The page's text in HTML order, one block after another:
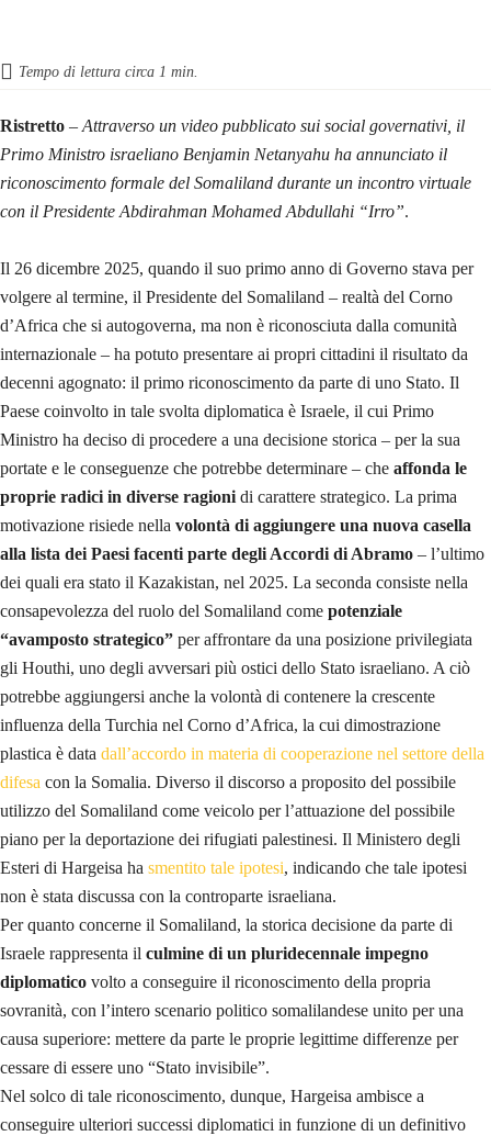
Tempo di lettura circa 1 min.
Ristretto – Attraverso un video pubblicato sui social governativi, il
Primo Ministro israeliano Benjamin Netanyahu ha annunciato il
riconoscimento formale del Somaliland durante un incontro virtuale
con il Presidente Abdirahman Mohamed Abdullahi “Irro”.
Il 26 dicembre 2025, quando il suo primo anno di Governo stava per
volgere al termine, il Presidente del Somaliland – realtà del Corno
d’Africa che si autogoverna, ma non è riconosciuta dalla comunità
internazionale – ha potuto presentare ai propri cittadini il risultato da
decenni agognato: il primo riconoscimento da parte di uno Stato. Il
Paese coinvolto in tale svolta diplomatica è Israele, il cui Primo
Ministro ha deciso di procedere a una decisione storica – per la sua
portate e le conseguenze che potrebbe determinare – che affonda le
proprie radici in diverse ragioni di carattere strategico. La prima
motivazione risiede nella volontà di aggiungere una nuova casella
alla lista dei Paesi facenti parte degli Accordi di Abramo – l’ultimo
dei quali era stato il Kazakistan, nel 2025. La seconda consiste nella
consapevolezza del ruolo del Somaliland come potenziale
“avamposto strategico” per affrontare da una posizione privilegiata
gli Houthi, uno degli avversari più ostici dello Stato israeliano. A ciò
potrebbe aggiungersi anche la volontà di contenere la crescente
influenza della Turchia nel Corno d’Africa, la cui dimostrazione
plastica è data dall’accordo in materia di cooperazione nel settore della
difesa con la Somalia. Diverso il discorso a proposito del possibile
utilizzo del Somaliland come veicolo per l’attuazione del possibile
piano per la deportazione dei rifugiati palestinesi. Il Ministero degli
Esteri di Hargeisa ha smentito tale ipotesi, indicando che tale ipotesi
non è stata discussa con la controparte israeliana.
Per quanto concerne il Somaliland, la storica decisione da parte di
Israele rappresenta il culmine di un pluridecennale impegno
diplomatico volto a conseguire il riconoscimento della propria
sovranità, con l’intero scenario politico somalilandese unito per una
causa superiore: mettere da parte le proprie legittime differenze per
cessare di essere uno “Stato invisibile”.
Nel solco di tale riconoscimento, dunque, Hargeisa ambisce a
conseguire ulteriori successi diplomatici in funzione di un definitivo